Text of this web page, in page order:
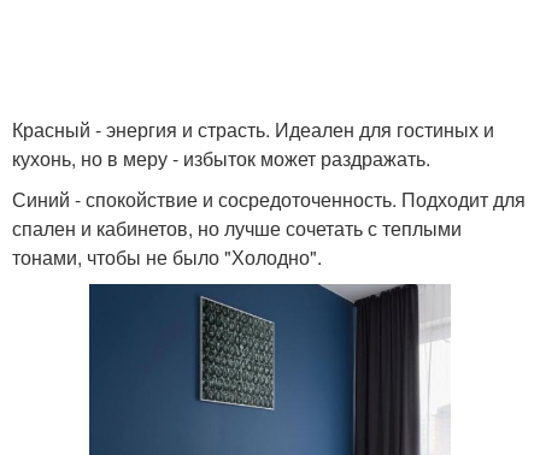
Красный - энергия и страсть. Идеален для гостиных и
кухонь, но в меру - избыток может раздражать.
Синий - спокойствие и сосредоточенность. Подходит для
спален и кабинетов, но лучше сочетать с теплыми
тонами, чтобы не было "Холодно".